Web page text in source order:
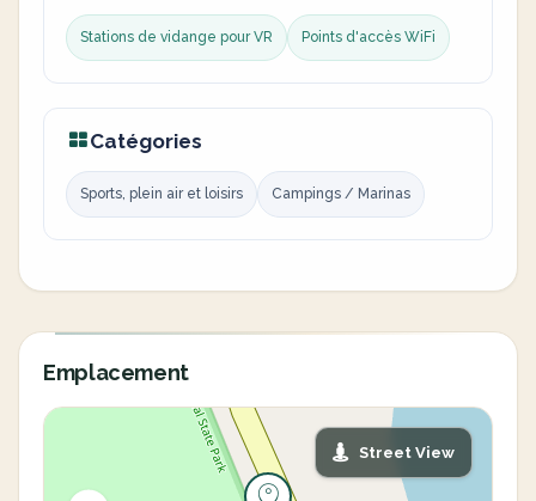
Stations de vidange pour VR Points d'accès WiFi
Catégories
Sports, plein air et loisirs Campings / Marinas
Emplacement
Street View